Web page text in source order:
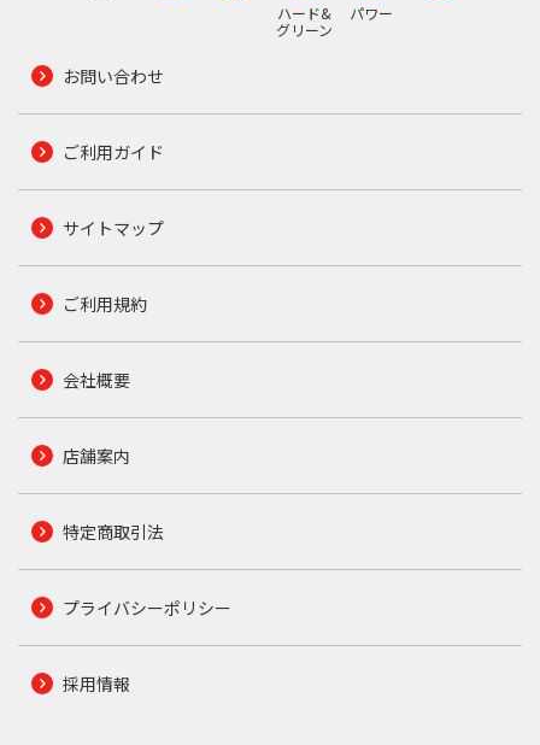
ハード&
グリーン
パワー
お問い合わせ
ご利用ガイド
サイトマップ
ご利用規約
会社概要
店舗案内
特定商取引法
プライバシーポリシー
採用情報